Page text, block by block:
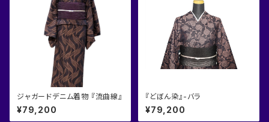
ジャガードデニム着物 『流曲線』
¥79,200
『どぼん染』-バラ
¥79,200